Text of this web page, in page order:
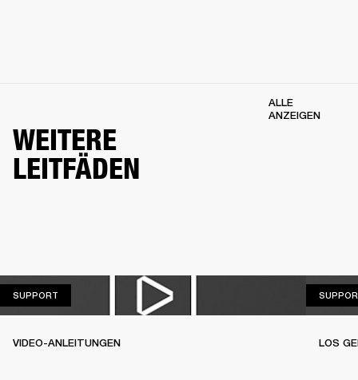
WEITERE
LEITFÄDEN
ALLE
ANZEIGEN
SUPPORT
VIDEO-ANLEITUNGEN LOS